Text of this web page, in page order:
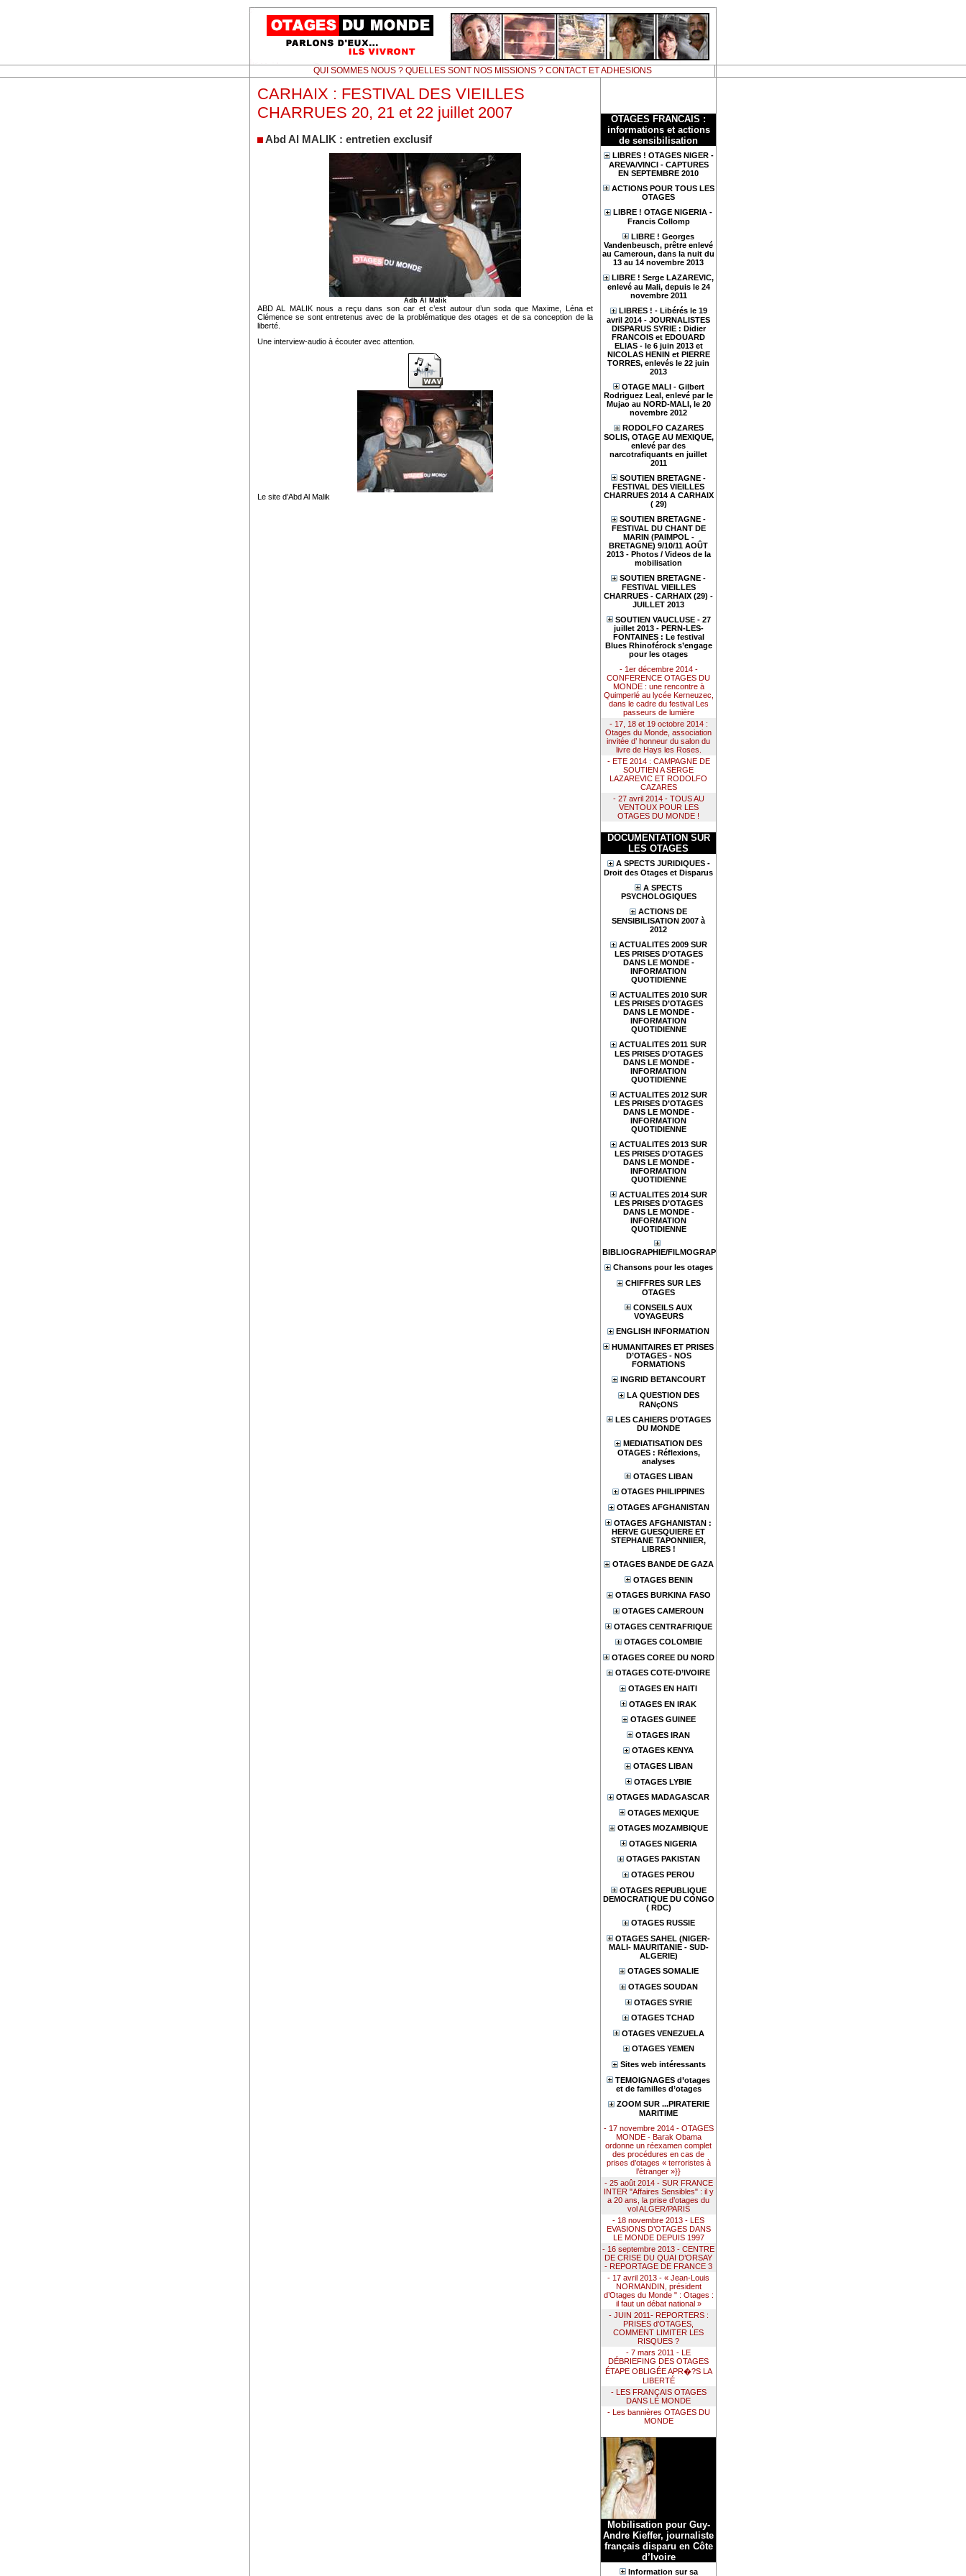
QUI SOMMES NOUS ? QUELLES SONT NOS MISSIONS ? CONTACT ET ADHESIONS
OTAGES FRANCAIS :
informations et actions
de sensibilisation
LIBRES ! OTAGES NIGER -
AREVA/VINCI - CAPTURES
EN SEPTEMBRE 2010
ACTIONS POUR TOUS LES
OTAGES
LIBRE ! OTAGE NIGERIA -
Francis Collomp
LIBRE ! Georges
Vandenbeusch, prêtre enlevé
au Cameroun, dans la nuit du
13 au 14 novembre 2013
LIBRE ! Serge LAZAREVIC,
enlevé au Mali, depuis le 24
novembre 2011
LIBRES ! - Libérés le 19
avril 2014 - JOURNALISTES
DISPARUS SYRIE : Didier
FRANCOIS et EDOUARD
ELIAS - le 6 juin 2013 et
NICOLAS HENIN et PIERRE
TORRES, enlevés le 22 juin
2013
OTAGE MALI - Gilbert
Rodriguez Leal, enlevé par le
Mujao au NORD-MALI, le 20
novembre 2012
RODOLFO CAZARES
SOLIS, OTAGE AU MEXIQUE,
enlevé par des
narcotrafiquants en juillet
2011
SOUTIEN BRETAGNE -
FESTIVAL DES VIEILLES
CHARRUES 2014 A CARHAIX
( 29)
SOUTIEN BRETAGNE -
FESTIVAL DU CHANT DE
MARIN (PAIMPOL -
BRETAGNE) 9/10/11 AOÛT
2013 - Photos / Videos de la
mobilisation
SOUTIEN BRETAGNE -
FESTIVAL VIEILLES
CHARRUES - CARHAIX (29) -
JUILLET 2013
SOUTIEN VAUCLUSE - 27
juillet 2013 - PERN-LES-
FONTAINES : Le festival
Blues Rhinoférock s’engage
pour les otages
- 1er décembre 2014 -
CONFERENCE OTAGES DU
MONDE : une rencontre à
Quimperlé au lycée Kerneuzec,
dans le cadre du festival Les
passeurs de lumière
- 17, 18 et 19 octobre 2014 :
Otages du Monde, association
invitée d’ honneur du salon du
livre de Hays les Roses.
- ETE 2014 : CAMPAGNE DE
SOUTIEN A SERGE
LAZAREVIC ET RODOLFO
CAZARES
- 27 avril 2014 - TOUS AU
VENTOUX POUR LES
OTAGES DU MONDE !
DOCUMENTATION SUR
LES OTAGES
A SPECTS JURIDIQUES -
Droit des Otages et Disparus
A SPECTS
PSYCHOLOGIQUES
ACTIONS DE
SENSIBILISATION 2007 à
2012
ACTUALITES 2009 SUR
LES PRISES D’OTAGES
DANS LE MONDE -
INFORMATION
QUOTIDIENNE
ACTUALITES 2010 SUR
LES PRISES D’OTAGES
DANS LE MONDE -
INFORMATION
QUOTIDIENNE
ACTUALITES 2011 SUR
LES PRISES D’OTAGES
DANS LE MONDE -
INFORMATION
QUOTIDIENNE
ACTUALITES 2012 SUR
LES PRISES D’OTAGES
DANS LE MONDE -
INFORMATION
QUOTIDIENNE
ACTUALITES 2013 SUR
LES PRISES D’OTAGES
DANS LE MONDE -
INFORMATION
QUOTIDIENNE
ACTUALITES 2014 SUR
LES PRISES D’OTAGES
DANS LE MONDE -
INFORMATION
QUOTIDIENNE
BIBLIOGRAPHIE/FILMOGRAPHIE
Chansons pour les otages
CHIFFRES SUR LES
OTAGES
CONSEILS AUX
VOYAGEURS
ENGLISH INFORMATION
HUMANITAIRES ET PRISES
D’OTAGES - NOS
FORMATIONS
INGRID BETANCOURT
LA QUESTION DES
RANçONS
LES CAHIERS D’OTAGES
DU MONDE
MEDIATISATION DES
OTAGES : Réflexions,
analyses
OTAGES LIBAN
OTAGES PHILIPPINES
OTAGES AFGHANISTAN
OTAGES AFGHANISTAN :
HERVE GUESQUIERE ET
STEPHANE TAPONNIIER,
LIBRES !
OTAGES BANDE DE GAZA
OTAGES BENIN
OTAGES BURKINA FASO
OTAGES CAMEROUN
OTAGES CENTRAFRIQUE
OTAGES COLOMBIE
OTAGES COREE DU NORD
OTAGES COTE-D’IVOIRE
OTAGES EN HAITI
OTAGES EN IRAK
OTAGES GUINEE
OTAGES IRAN
OTAGES KENYA
OTAGES LIBAN
OTAGES LYBIE
OTAGES MADAGASCAR
OTAGES MEXIQUE
OTAGES MOZAMBIQUE
OTAGES NIGERIA
OTAGES PAKISTAN
OTAGES PEROU
OTAGES REPUBLIQUE
DEMOCRATIQUE DU CONGO
( RDC)
OTAGES RUSSIE
OTAGES SAHEL (NIGER-
MALI- MAURITANIE - SUD-
ALGERIE)
OTAGES SOMALIE
OTAGES SOUDAN
OTAGES SYRIE
OTAGES TCHAD
OTAGES VENEZUELA
OTAGES YEMEN
Sites web intéressants
TEMOIGNAGES d’otages
et de familles d’otages
ZOOM SUR ...PIRATERIE
MARITIME
- 17 novembre 2014 - OTAGES
MONDE - Barak Obama
ordonne un réexamen complet
des procédures en cas de
prises d’otages « terroristes à
l’étranger »}}
- 25 août 2014 - SUR FRANCE
INTER "Affaires Sensibles" : il y
a 20 ans, la prise d’otages du
vol ALGER/PARIS
- 18 novembre 2013 - LES
EVASIONS D’OTAGES DANS
LE MONDE DEPUIS 1997
- 16 septembre 2013 - CENTRE
DE CRISE DU QUAI D’ORSAY
- REPORTAGE DE FRANCE 3
- 17 avril 2013 - « Jean-Louis
NORMANDIN, président
d’Otages du Monde " : Otages :
il faut un débat national »
- JUIN 2011- REPORTERS :
PRISES d’OTAGES,
COMMENT LIMITER LES
RISQUES ?
- 7 mars 2011 - LE
DÉBRIEFING DES OTAGES
ÉTAPE OBLIGÉE APR�?S LA
LIBERTÉ
- LES FRANÇAIS OTAGES
DANS LE MONDE
- Les bannières OTAGES DU
MONDE
Mobilisation pour Guy-
Andre Kieffer, journaliste
français disparu en Côte
d’Ivoire
Information sur sa
CARHAIX : FESTIVAL DES VIEILLES
CHARRUES 20, 21 et 22 juillet 2007
Abd Al MALIK : entretien exclusif
Adb Al Malik
ABD AL MALIK nous a reçu dans son car et c’est autour d’un soda que Maxime, Léna et
Clémence se sont entretenus avec de la problématique des otages et de sa conception de la
liberté.
Une interview-audio à écouter avec attention.
Le site d’Abd Al Malik